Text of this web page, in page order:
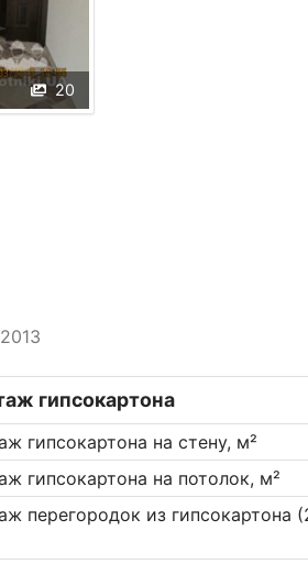
20
гипсокартона
гипсокартона на стену, м²
гипсокартона на потолок, м²
перегородок из гипсокартона